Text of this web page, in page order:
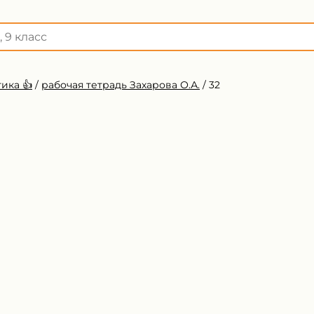
👍 / рабочая тетрадь Захарова О.А. / 32